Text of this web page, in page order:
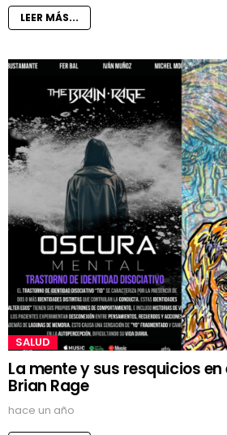
LEER MÁS...
SALUD
La mente y sus resquicios en
Brian Rage
hace un año